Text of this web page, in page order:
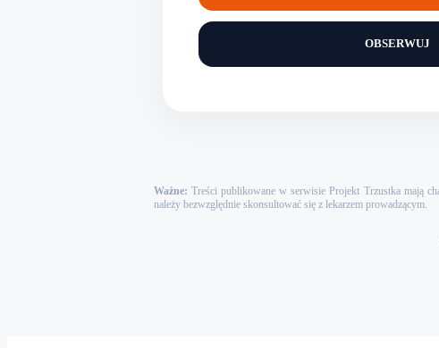
OBSERWUJ
Ważne: Treści publikowane w serwisie Projekt Trzustka mają
należy bezwzględnie skonsultować się z lekarzem prowadzącym.